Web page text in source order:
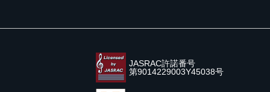
JASRAC許諾番号
第9014229003Y45038号